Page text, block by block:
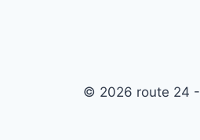
© 2026 route 24 -